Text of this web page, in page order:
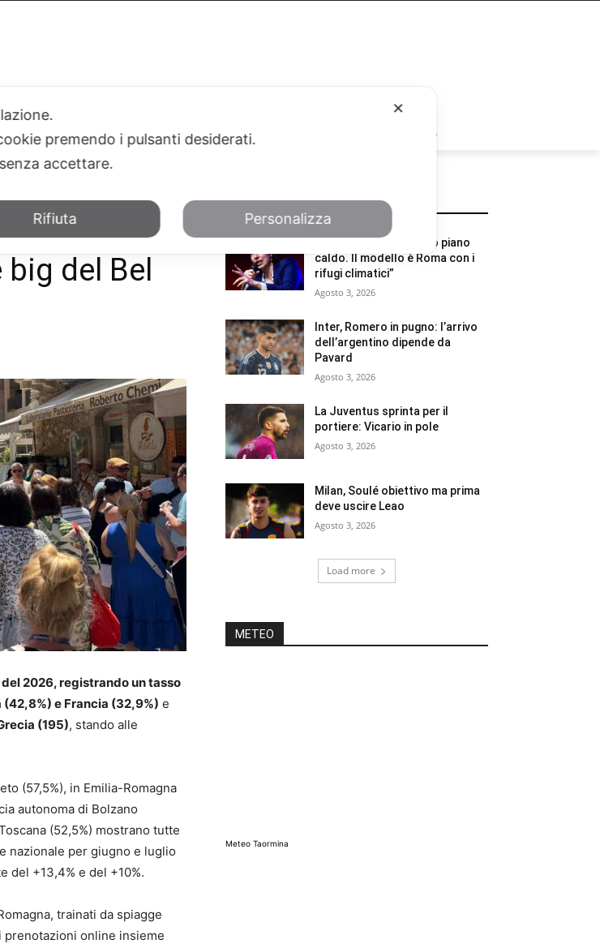
le big...
europea
del Bel
2026, registrando un tasso
e Francia (32,9%) e
(195), stando alle
(57,5%), in Emilia-Romagna
autonoma di Bolzano
(52,5%) mostrano tutte
nazionale per giugno e luglio
del +13,4% e del +10%.
trainati da spiagge
prenotazioni online insieme
POTREBBE INTERESSARTI
Schlein: “Ecco il nostro piano
caldo. Il modello è Roma con i
rifugi climatici”
Agosto 3, 2026
Inter, Romero in pugno: l’arrivo
dell’argentino dipende da
Pavard
Agosto 3, 2026
La Juventus sprinta per il
portiere: Vicario in pole
Agosto 3, 2026
Milan, Soulé obiettivo ma prima
deve uscire Leao
Agosto 3, 2026
Load more
METEO
Meteo Taormina
✕
premendo i pulsanti desiderati.
accettare.
Rifiuta Personalizza